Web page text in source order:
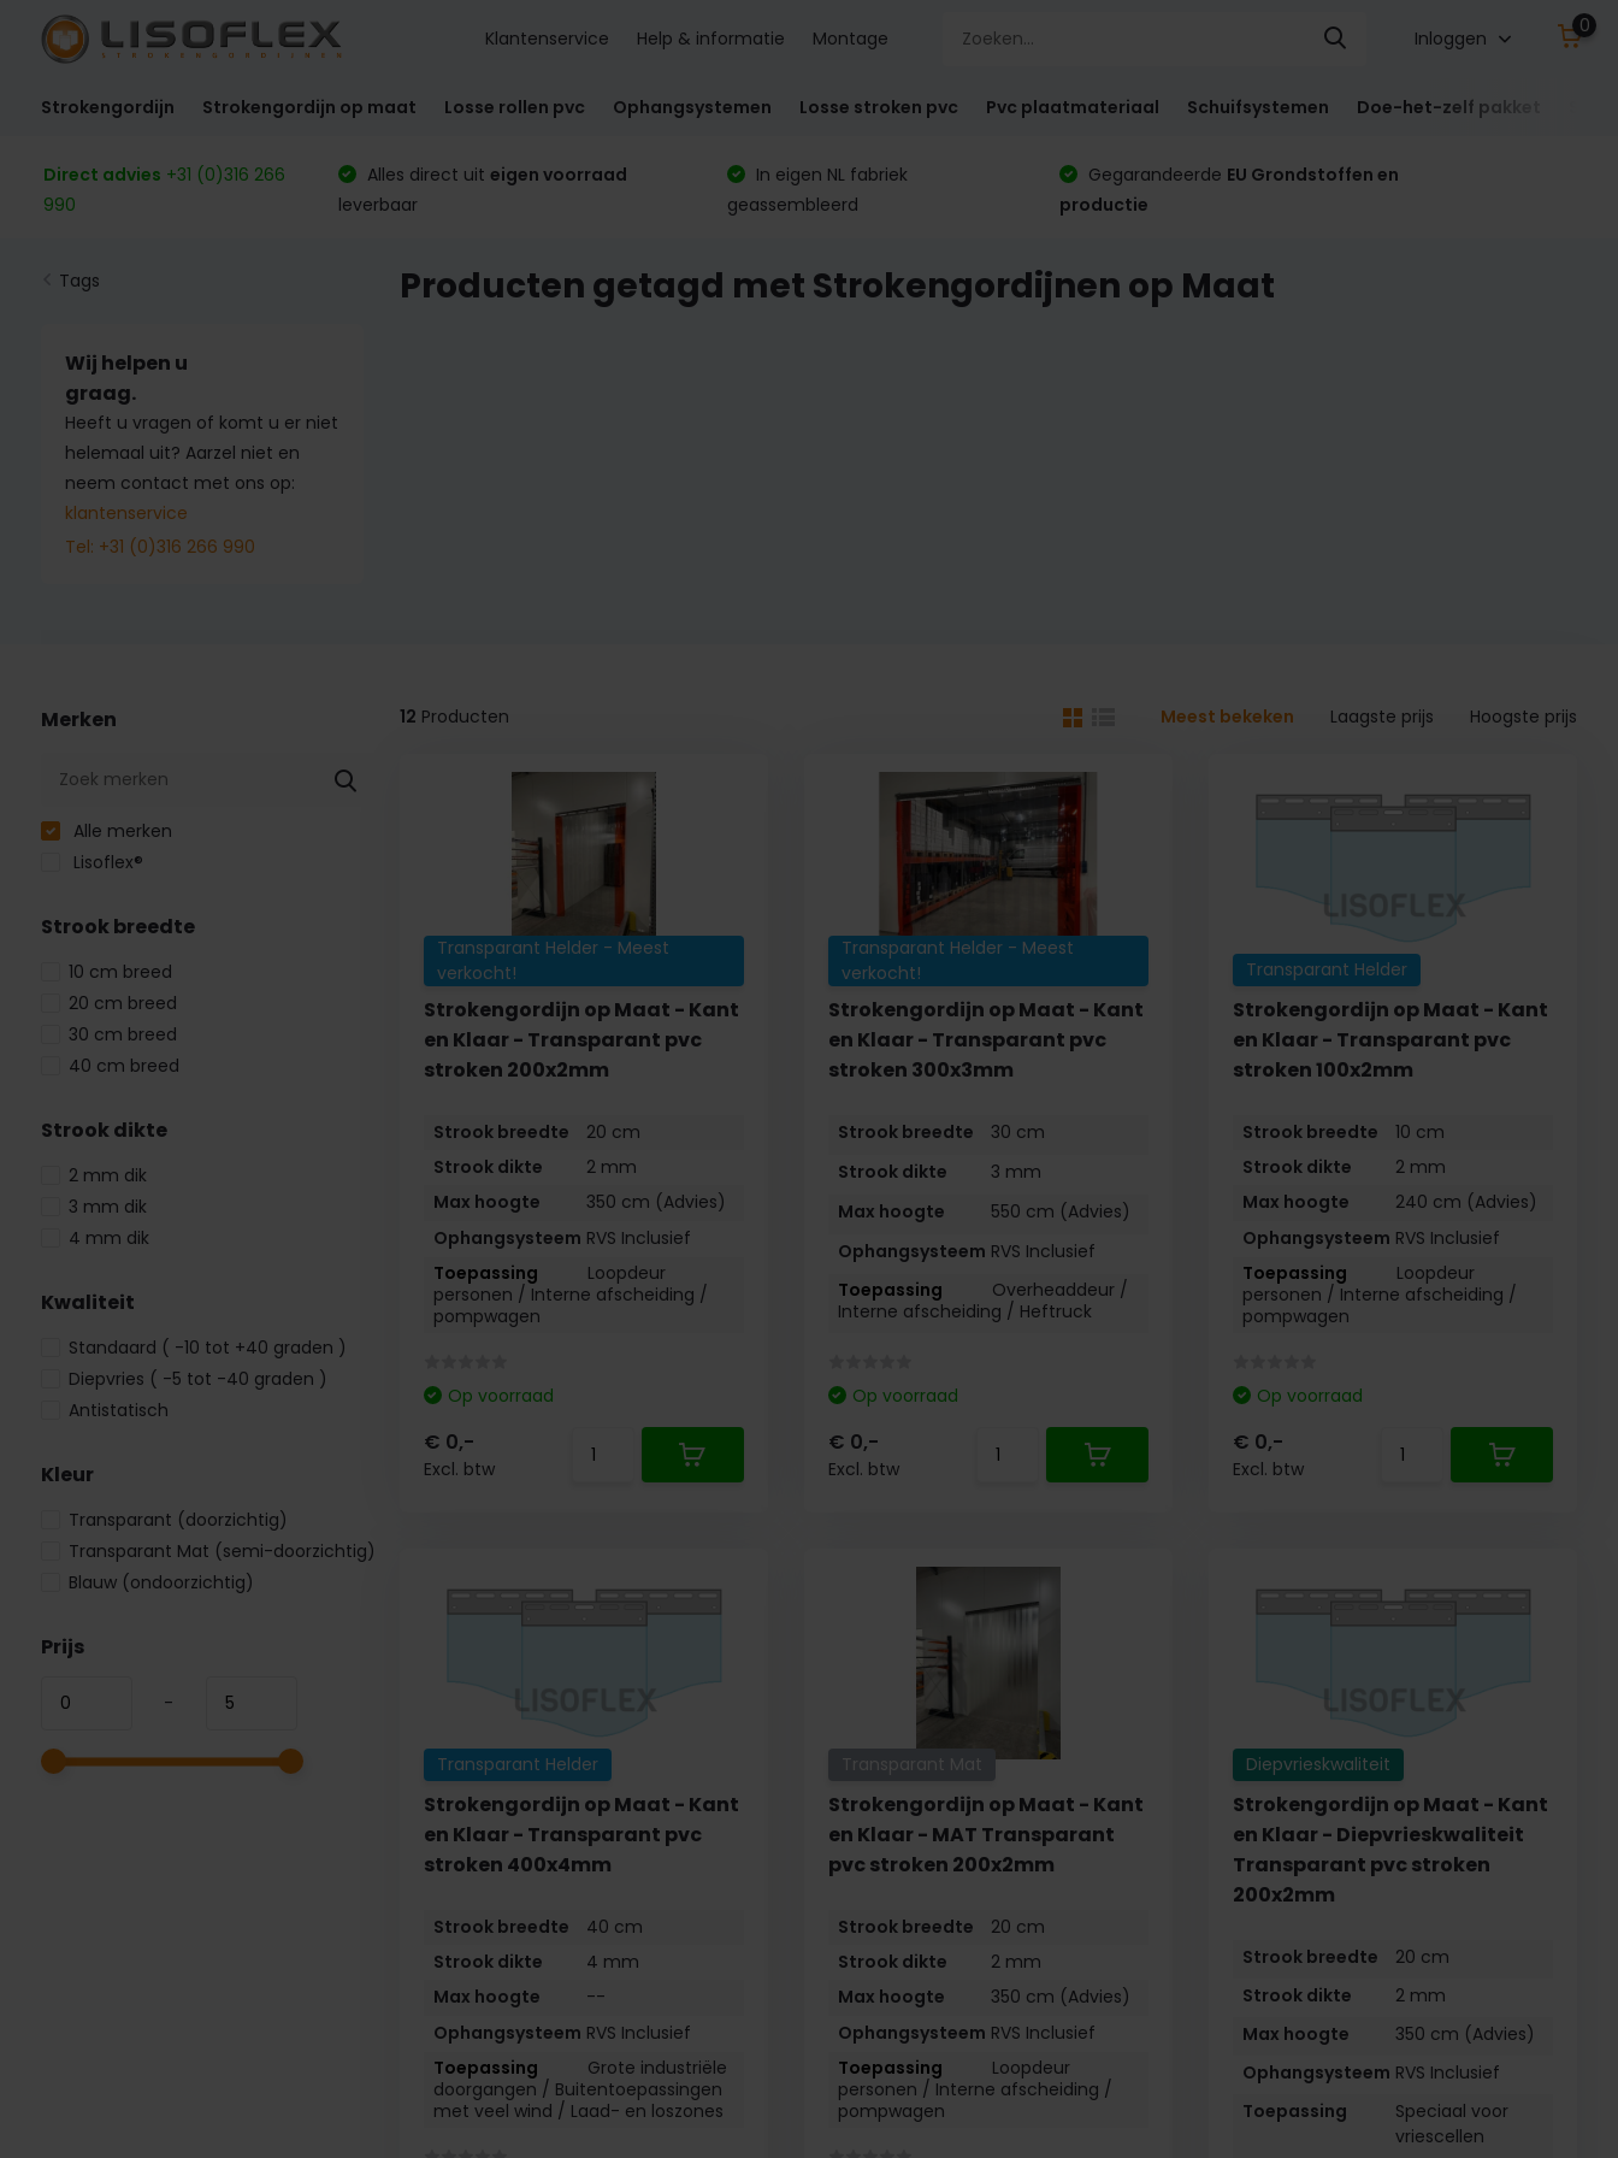
Klantenservice Help & informatie Montage Inloggen
0
Strokengordijn Strokengordijn op maat Losse rollen pvc Ophangsystemen Losse stroken pvc Pvc plaatmateriaal Schuifsystemen Doe-het-zelf pakket
Direct advies +31 (0)316 266
990
Alles direct uit eigen voorraad
leverbaar
In eigen NL fabriek
geassembleerd
Gegarandeerde EU Grondstoffen en
productie
Tags
Wij helpen u
graag.
Heeft u vragen of komt u er niet
helemaal uit? Aarzel niet en
neem contact met ons op:
klantenservice
Tel: +31 (0)316 266 990
Producten getagd met Strokengordijnen op Maat
Merken
Alle merken
Lisoflex®
Strook breedte
10 cm breed
20 cm breed
30 cm breed
40 cm breed
Strook dikte
2 mm dik
3 mm dik
4 mm dik
Kwaliteit
Standaard ( -10 tot +40 graden )
Diepvries ( -5 tot -40 graden )
Antistatisch
Kleur
Transparant (doorzichtig)
Transparant Mat (semi-doorzichtig)
Blauw (ondoorzichtig)
Prijs
-
12 Producten Meest bekeken Laagste prijs Hoogste prijs
Transparant Helder - Meest
verkocht!
Strokengordijn op Maat - Kant
en Klaar - Transparant pvc
stroken 200x2mm
Strook breedte
20 cm
Strook dikte
2 mm
Max hoogte
350 cm (Advies)
Ophangsysteem RVS Inclusief
Loopdeur
personen / Interne afscheiding /
pompwagen
Op voorraad
€ 0,-
Excl. btw
Transparant Helder - Meest
verkocht!
Strokengordijn op Maat - Kant
en Klaar - Transparant pvc
stroken 300x3mm
Strook breedte
30 cm
Strook dikte
3 mm
Max hoogte
550 cm (Advies)
Ophangsysteem RVS Inclusief
Overheaddeur /
Interne afscheiding / Heftruck
Op voorraad
€ 0,-
Excl. btw
Transparant Helder
Strokengordijn op Maat - Kant
en Klaar - Transparant pvc
stroken 100x2mm
Strook breedte
10 cm
Strook dikte
2 mm
Max hoogte
240 cm (Advies)
Ophangsysteem RVS Inclusief
Loopdeur
personen / Interne afscheiding /
pompwagen
Op voorraad
€ 0,-
Excl. btw
Transparant Helder
Strokengordijn op Maat - Kant
en Klaar - Transparant pvc
stroken 400x4mm
Strook breedte
40 cm
Strook dikte
4 mm
Max hoogte
--
Ophangsysteem RVS Inclusief
Grote industriële
doorgangen / Buiten­toepassingen
met veel wind / Laad- en loszones
Transparant Mat
Strokengordijn op Maat - Kant
en Klaar - MAT Transparant
pvc stroken 200x2mm
Strook breedte
20 cm
Strook dikte
2 mm
Max hoogte
350 cm (Advies)
Ophangsysteem RVS Inclusief
Loopdeur
personen / Interne afscheiding /
pompwagen
Diepvrieskwaliteit
Strokengordijn op Maat - Kant
en Klaar - Diepvrieskwaliteit
Transparant pvc stroken
200x2mm
Strook breedte
20 cm
Strook dikte
2 mm
Max hoogte
350 cm (Advies)
Ophangsysteem RVS Inclusief
Toepassing
Speciaal voor
vriescellen